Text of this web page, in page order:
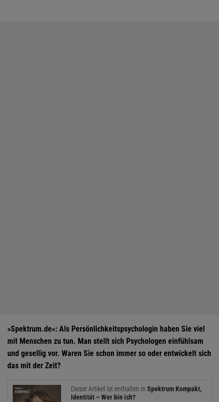
»Spektrum.de«: Als Persönlichkeitspsychologin haben Sie viel
mit Menschen zu tun. Man stellt sich Psychologen einfühlsam
und gesellig vor. Waren Sie schon immer so oder entwickelt sich
das mit der Zeit?
Dieser Artikel ist enthalten in Spektrum Kompakt,
Identität – Wer bin ich?